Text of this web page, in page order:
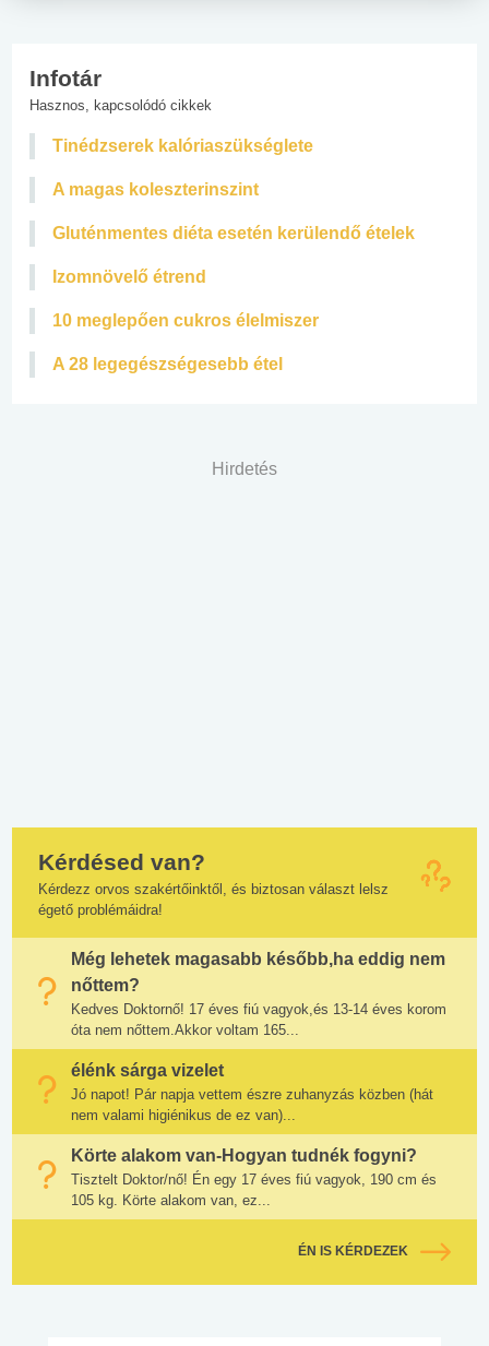
Infotár
Hasznos, kapcsolódó cikkek
Tinédzserek kalóriaszükséglete
A magas koleszterinszint
Gluténmentes diéta esetén kerülendő ételek
Izomnövelő étrend
10 meglepően cukros élelmiszer
A 28 legegészségesebb étel
Hirdetés
Kérdésed van?
Kérdezz orvos szakértőinktől, és biztosan választ lelsz
égető problémáidra!
Még lehetek magasabb később,ha eddig nem
nőttem?
Kedves Doktornő! 17 éves fiú vagyok,és 13-14 éves korom
óta nem nőttem.Akkor voltam 165...
élénk sárga vizelet
Jó napot! Pár napja vettem észre zuhanyzás közben (hát
nem valami higiénikus de ez van)...
Körte alakom van-Hogyan tudnék fogyni?
Tisztelt Doktor/nő! Én egy 17 éves fiú vagyok, 190 cm és
105 kg. Körte alakom van, ez...
ÉN IS KÉRDEZEK